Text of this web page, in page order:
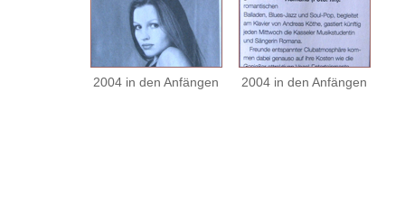
2004 in den Anfängen 2004 in den Anfängen